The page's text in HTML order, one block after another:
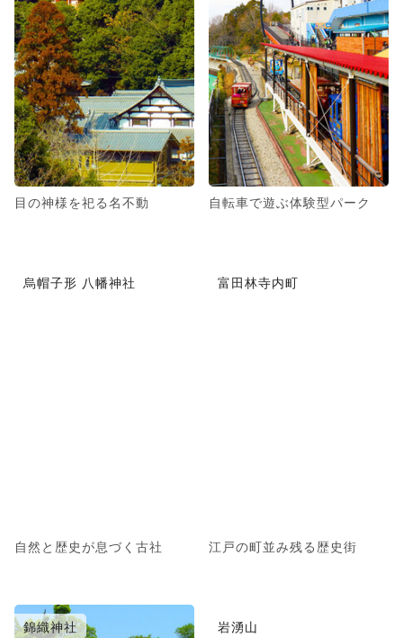
目の神様を祀る名不動 自転車で遊ぶ体験型パーク
烏帽子形 八幡神社
自然と歴史が息づく古社
富田林寺内町
江戸の町並み残る歴史街
錦織神社 岩湧山